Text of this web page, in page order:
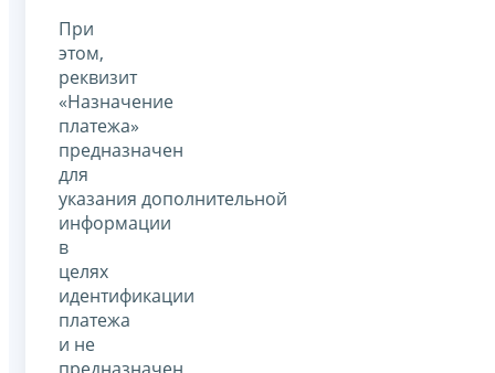
При
этом,
реквизит
«Назначение
платежа»
предназначен
для
указания дополнительной
информации
в
целях
идентификации
платежа
и не
предназначен